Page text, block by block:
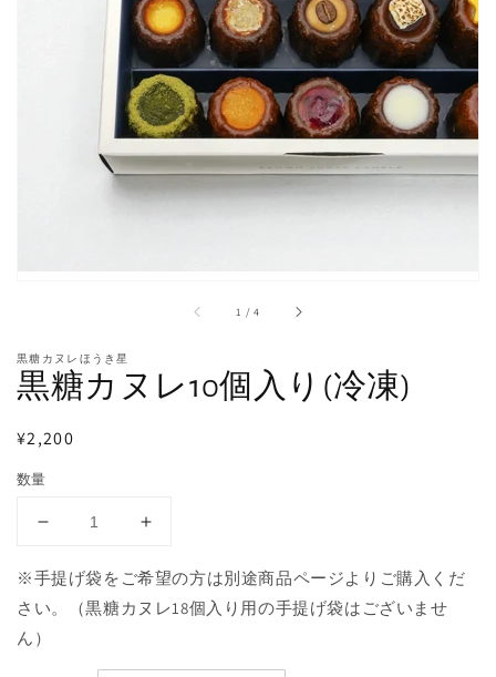
い
る
メ
デ
ィ
ア
1
を
開
く
1 //4
黒糖カヌレほうき星
黒糖カヌレ10個入り(冷凍)
通
価
¥2,200
数量
カ
ヌ
黒
カ
ヌ
10
※手提げ袋をご希望の方は別途商品ページよりご購入くだ
さい。（黒糖カヌレ18個入り用の手提げ袋はございませ
ん）